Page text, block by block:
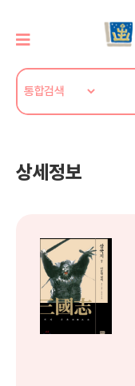
상세정보